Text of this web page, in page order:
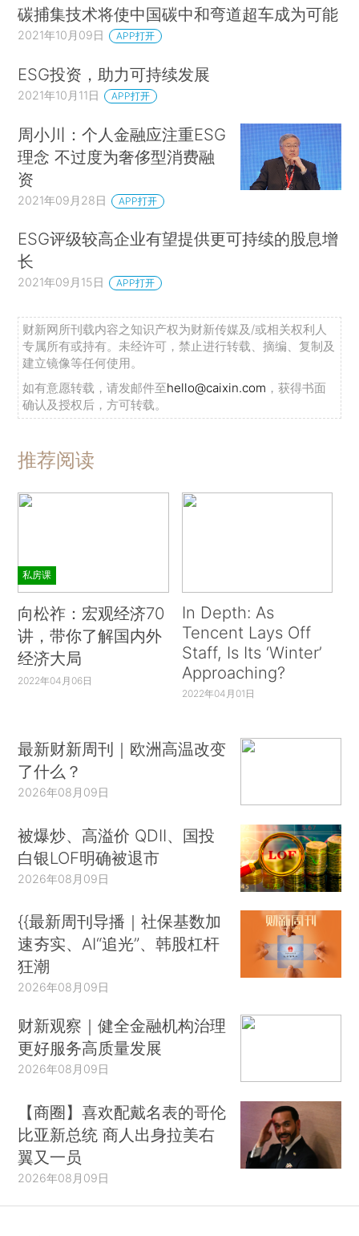
碳捕集技术将使中国碳中和弯道超车成为可能
2021年10月09日 APP打开
ESG投资，助力可持续发展
2021年10月11日 APP打开
周小川：个人金融应注重ESG
理念 不过度为奢侈型消费融
资
2021年09月28日 APP打开
ESG评级较高企业有望提供更可持续的股息增
长
2021年09月15日 APP打开
财新网所刊载内容之知识产权为财新传媒及/或相关权利人
专属所有或持有。未经许可，禁止进行转载、摘编、复制及
建立镜像等任何使用。
如有意愿转载，请发邮件至hello@caixin.com ，获得书面
确认及授权后，方可转载。
推荐阅读
私房课
向松祚：宏观经济70
讲，带你了解国内外
经济大局
2022年04月06日
In Depth: As
Tencent Lays Off
Staff, Is Its ‘Winter’
Approaching?
2022年04月01日
最新财新周刊｜欧洲高温改变
了什么？
2026年08月09日
被爆炒、高溢价 QDII、国投
白银LOF明确被退市
2026年08月09日
{{最新周刊导播｜社保基数加
速夯实、AI“追光”、韩股杠杆
狂潮
2026年08月09日
财新观察｜健全金融机构治理
更好服务高质量发展
2026年08月09日
【商圈】喜欢配戴名表的哥伦
比亚新总统 商人出身拉美右
翼又一员
2026年08月09日